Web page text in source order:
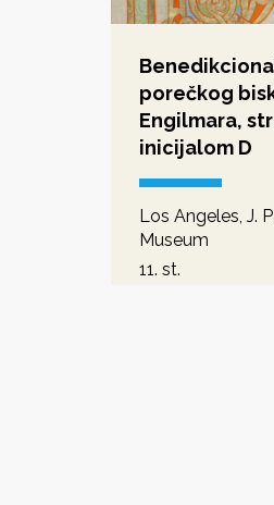
porečkog
Engilmara,
inicijalom D
Los Angeles, J.
Museum
11. st.